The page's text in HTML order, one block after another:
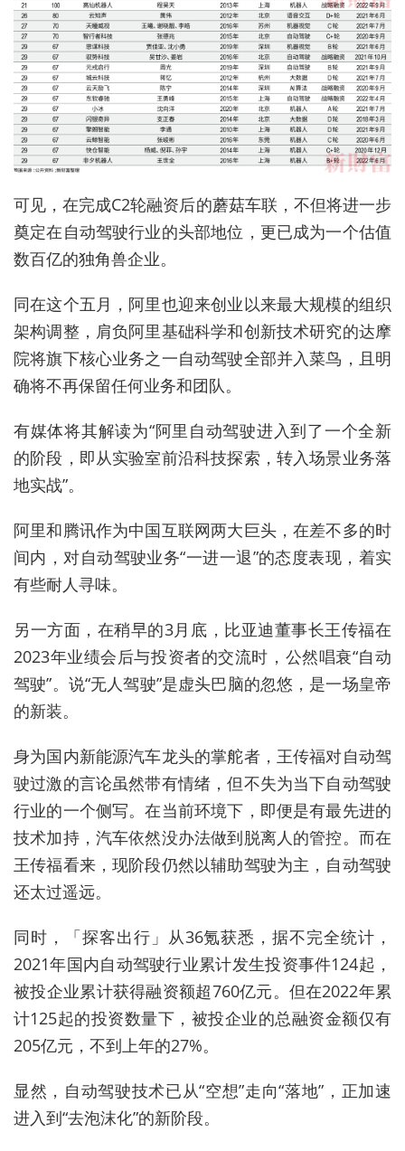
可见，在完成C2轮融资后的蘑菇车联，不但将进一步
奠定在自动驾驶行业的头部地位，更已成为一个估值
数百亿的独角兽企业。
同在这个五月，阿里也迎来创业以来最大规模的组织
架构调整，肩负阿里基础科学和创新技术研究的达摩
院将旗下核心业务之一自动驾驶全部并入菜鸟，且明
确将不再保留任何业务和团队。
有媒体将其解读为“阿里自动驾驶进入到了一个全新
的阶段，即从实验室前沿科技探索，转入场景业务落
地实战”。
阿里和腾讯作为中国互联网两大巨头，在差不多的时
间内，对自动驾驶业务“一进一退”的态度表现，着实
有些耐人寻味。
另一方面，在稍早的3月底，比亚迪董事长王传福在
2023年业绩会后与投资者的交流时，公然唱衰“自动
驾驶”。说“无人驾驶”是虚头巴脑的忽悠，是一场皇帝
的新装。
身为国内新能源汽车龙头的掌舵者，王传福对自动驾
驶过激的言论虽然带有情绪，但不失为当下自动驾驶
行业的一个侧写。在当前环境下，即便是有最先进的
技术加持，汽车依然没办法做到脱离人的管控。而在
王传福看来，现阶段仍然以辅助驾驶为主，自动驾驶
还太过遥远。
同时，「探客出行」从36氪获悉，据不完全统计，
2021年国内自动驾驶行业累计发生投资事件124起，
被投企业累计获得融资额超760亿元。但在2022年累
计125起的投资数量下，被投企业的总融资金额仅有
205亿元，不到上年的27%。
显然，自动驾驶技术已从“空想”走向“落地”，正加速
进入到“去泡沫化”的新阶段。